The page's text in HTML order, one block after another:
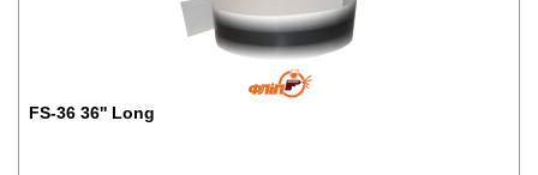
FS-36 36'' Long